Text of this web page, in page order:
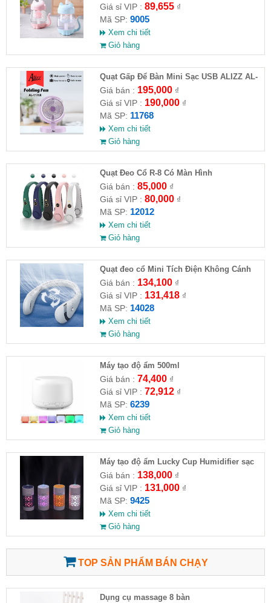
Giá sỉ VIP : 89,655₫
Mã SP: 9005
Xem chi tiết
Giỏ hàng
Quạt Gấp Để Bàn Mini Sạc USB ALIZZ AL-
11768
Giá bán : 195,000₫
Giá sỉ VIP : 190,000₫
Mã SP: 11768
Xem chi tiết
Giỏ hàng
Quạt Đeo Cổ R-8 Có Màn Hình
Giá bán : 85,000₫
Giá sỉ VIP : 80,000₫
Mã SP: 12012
Xem chi tiết
Giỏ hàng
Quạt đeo cổ Mini Tích Điện Không Cánh
Tiện Lợi
Giá bán : 134,100₫
Giá sỉ VIP : 131,418₫
Mã SP: 14028
Xem chi tiết
Giỏ hàng
Máy tạo độ ẩm 500ml
Giá bán : 74,400₫
Giá sỉ VIP : 72,912₫
Mã SP: 6239
Xem chi tiết
Giỏ hàng
Máy tạo độ ẩm Lucky Cup Humidifier sạc
USB có đèn LED
Giá bán : 138,000₫
Giá sỉ VIP : 131,000₫
Mã SP: 9425
Xem chi tiết
Giỏ hàng
TOP SẢN PHẨM BÁN CHẠY
Dụng cụ massage 8 bàn